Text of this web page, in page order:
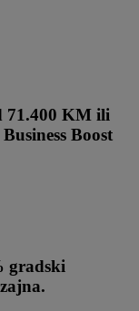
71.400 KM ili
Boost
gradski